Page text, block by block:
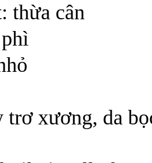
thừa cân
trơ xương, da